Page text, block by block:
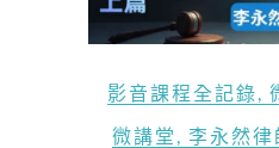
影音課程全記錄
微講堂
李永然律